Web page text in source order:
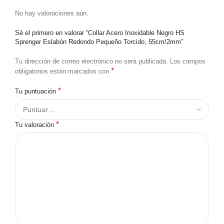
No hay valoraciones aún.
Sé el primero en valorar “Collar Acero Inoxidable Negro HS
Sprenger Eslabón Redondo Pequeño Torcido, 55cm/2mm”
Tu dirección de correo electrónico no será publicada. Los campos
obligatorios están marcados con *
Tu puntuación *
Tu valoración *